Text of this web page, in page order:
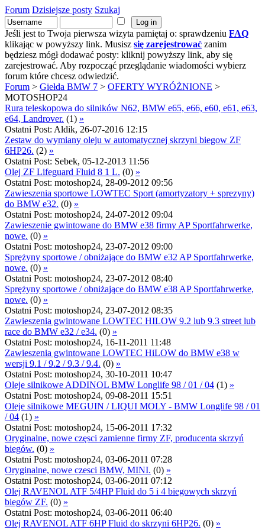
Forum Dzisiejsze posty Szukaj
Jeśli jest to Twoja pierwsza wizyta pamiętaj o: sprawdzeniu FAQ
klikając w powyższy link. Musisz się zarejestrować zanim
będziesz mógł dodawać posty: kliknij powyższy link, aby się
zarejestrować. Aby rozpocząć przeglądanie wiadomości wybierz
forum które chcesz odwiedzić.
Forum > Giełda BMW 7 > OFERTY WYRÓŻNIONE >
MOTOSHOP24
Rura teleskopowa do silników N62, BMW e65, e66, e60, e61, e63,
e64, Landrover. (1) »
Ostatni Post: Aldik, 26-07-2016 12:15
Zestaw do wymiany oleju w automatycznej skrzyni biegow ZF
6HP26. (2) »
Ostatni Post: Sebek, 05-12-2013 11:56
Olej ZF Lifeguard Fluid 8 1 L. (0) »
Ostatni Post: motoshop24, 28-09-2012 09:56
Zawieszenia sportowe LOWTEC Sport (amortyzatory + sprezyny)
do BMW e32. (0) »
Ostatni Post: motoshop24, 24-07-2012 09:04
Zawieszenie gwintowane do BMW e38 firmy AP Sportfahrwerke,
nowe. (0) »
Ostatni Post: motoshop24, 23-07-2012 09:00
Sprężyny sportowe / obniżające do BMW e32 AP Sportfahrwerke,
nowe. (0) »
Ostatni Post: motoshop24, 23-07-2012 08:40
Sprężyny sportowe / obniżające do BMW e38 AP Sportfahrwerke,
nowe. (0) »
Ostatni Post: motoshop24, 23-07-2012 08:35
Zawieszenia gwintowane LOWTEC HILOW 9.2 lub 9.3 street lub
race do BMW e32 / e34. (0) »
Ostatni Post: motoshop24, 16-11-2011 11:48
Zawieszenia gwintowane LOWTEC HiLOW do BMW e38 w
wersji 9.1 / 9.2 / 9.3 / 9.4. (0) »
Ostatni Post: motoshop24, 30-10-2011 10:47
Oleje silnikowe ADDINOL BMW Longlife 98 / 01 / 04 (1) »
Ostatni Post: motoshop24, 09-08-2011 15:51
Oleje silnikowe MEGUIN / LIQUI MOLY - BMW Longlife 98 / 01
/ 04 (1) »
Ostatni Post: motoshop24, 15-06-2011 17:32
Oryginalne, nowe częsci zamienne firmy ZF, producenta skrzyń
biegów. (0) »
Ostatni Post: motoshop24, 03-06-2011 07:28
Oryginalne, nowe czesci BMW, MINI. (0) »
Ostatni Post: motoshop24, 03-06-2011 07:12
Olej RAVENOL ATF 5/4HP Fluid do 5 i 4 biegowych skrzyń
biegów ZF. (0) »
Ostatni Post: motoshop24, 03-06-2011 06:40
Olej RAVENOL ATF 6HP Fluid do skrzyni 6HP26. (0) »